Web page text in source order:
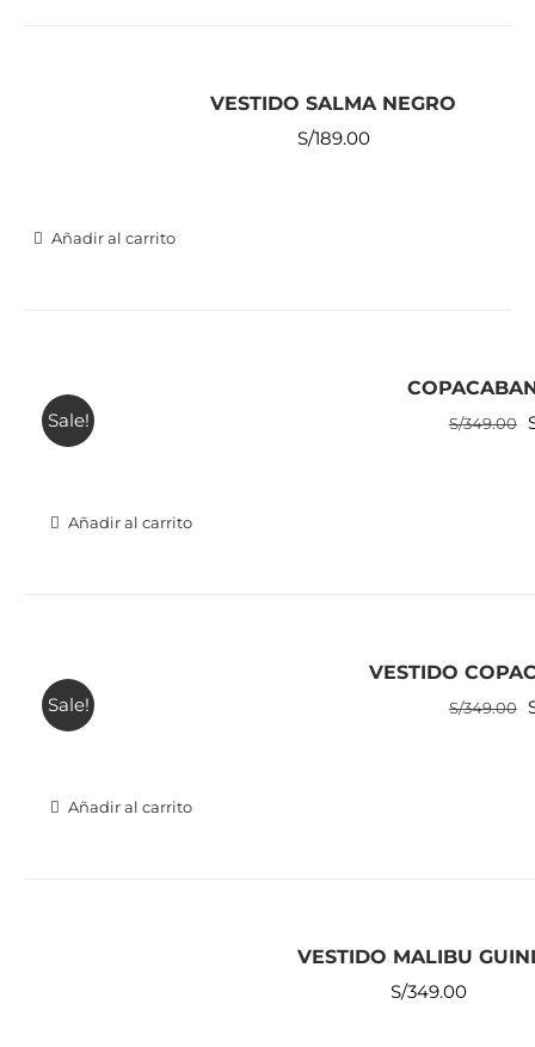
VESTIDO SALMA NEGRO
S/189.00
Añadir al carrito
Sale! S/349.00
Añadir al carrito
Sale!
VESTIDO
S/349.00
Añadir al carrito
VESTIDO MALIBU
S/349.00